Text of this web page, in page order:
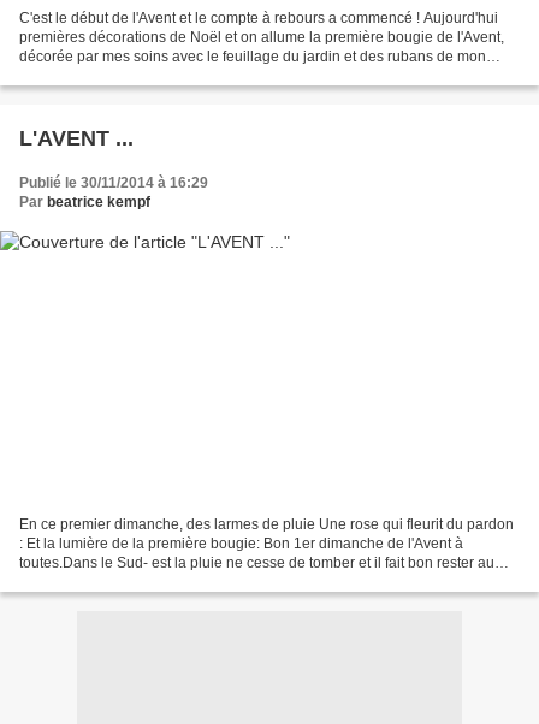
C'est le début de l'Avent et le compte à rebours a commencé ! Aujourd'hui
premières décorations de Noël et on allume la première bougie de l'Avent,
décorée par mes soins avec le feuillage du jardin et des rubans de mon
L'AVENT ...
Publié le 30/11/2014 à 16:29
Par beatrice kempf
En ce premier dimanche, des larmes de pluie Une rose qui fleurit du pardon
: Et la lumière de la première bougie: Bon 1er dimanche de l'Avent à
toutes.Dans le Sud- est la pluie ne cesse de tomber et il fait bon rester au